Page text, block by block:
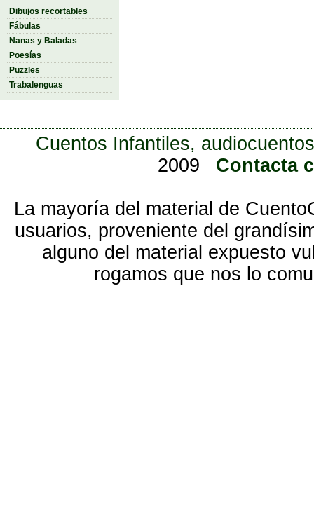
Dibujos recortables
Fábulas
Nanas y Baladas
Poesías
Puzzles
Trabalenguas
Cuentos Infantiles,
2009
Contacta
La mayoría del material de
usuarios, proveniente del
alguno del material expuesto
rogamos que nos lo